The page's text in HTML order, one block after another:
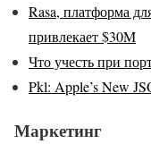
Rasa, платформа
привлекает $30M
Что учесть при
Pkl: Apple’s New
Маркетинг